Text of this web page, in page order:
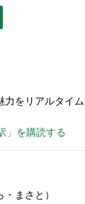
力をリアルタイ
」を購読する
まさと）